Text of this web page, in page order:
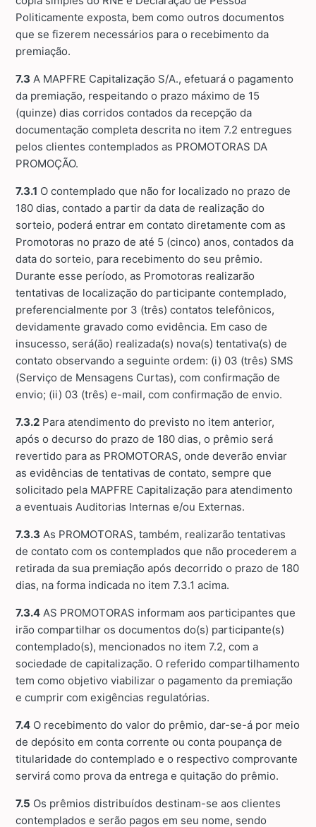
Politicamente exposta, bem como outros documentos
que se fizerem necessários para o recebimento da
premiação.
7.3 A MAPFRE Capitalização S/A., efetuará o pagamento
da premiação, respeitando o prazo máximo de 15
(quinze) dias corridos contados da recepção da
documentação completa descrita no item 7.2 entregues
pelos clientes contemplados as PROMOTORAS DA
PROMOÇÃO.
7.3.1 O contemplado que não for localizado no prazo de
180 dias, contado a partir da data de realização do
sorteio, poderá entrar em contato diretamente com as
Promotoras no prazo de até 5 (cinco) anos, contados da
data do sorteio, para recebimento do seu prêmio.
Durante esse período, as Promotoras realizarão
tentativas de localização do participante contemplado,
preferencialmente por 3 (três) contatos telefônicos,
devidamente gravado como evidência. Em caso de
insucesso, será(ão) realizada(s) nova(s) tentativa(s) de
contato observando a seguinte ordem: (i) 03 (três) SMS
(Serviço de Mensagens Curtas), com confirmação de
envio; (ii) 03 (três) e-mail, com confirmação de envio.
7.3.2 Para atendimento do previsto no item anterior,
após o decurso do prazo de 180 dias, o prêmio será
revertido para as PROMOTORAS, onde deverão enviar
as evidências de tentativas de contato, sempre que
solicitado pela MAPFRE Capitalização para atendimento
a eventuais Auditorias Internas e/ou Externas.
7.3.3 As PROMOTORAS, também, realizarão tentativas
de contato com os contemplados que não procederem a
retirada da sua premiação após decorrido o prazo de 180
dias, na forma indicada no item 7.3.1 acima.
7.3.4 AS PROMOTORAS informam aos participantes que
irão compartilhar os documentos do(s) participante(s)
contemplado(s), mencionados no item 7.2, com a
sociedade de capitalização. O referido compartilhamento
tem como objetivo viabilizar o pagamento da premiação
e cumprir com exigências regulatórias.
7.4 O recebimento do valor do prêmio, dar-se-á por meio
de depósito em conta corrente ou conta poupança de
titularidade do contemplado e o respectivo comprovante
servirá como prova da entrega e quitação do prêmio.
7.5 Os prêmios distribuídos destinam-se aos clientes
contemplados e serão pagos em seu nome, sendo